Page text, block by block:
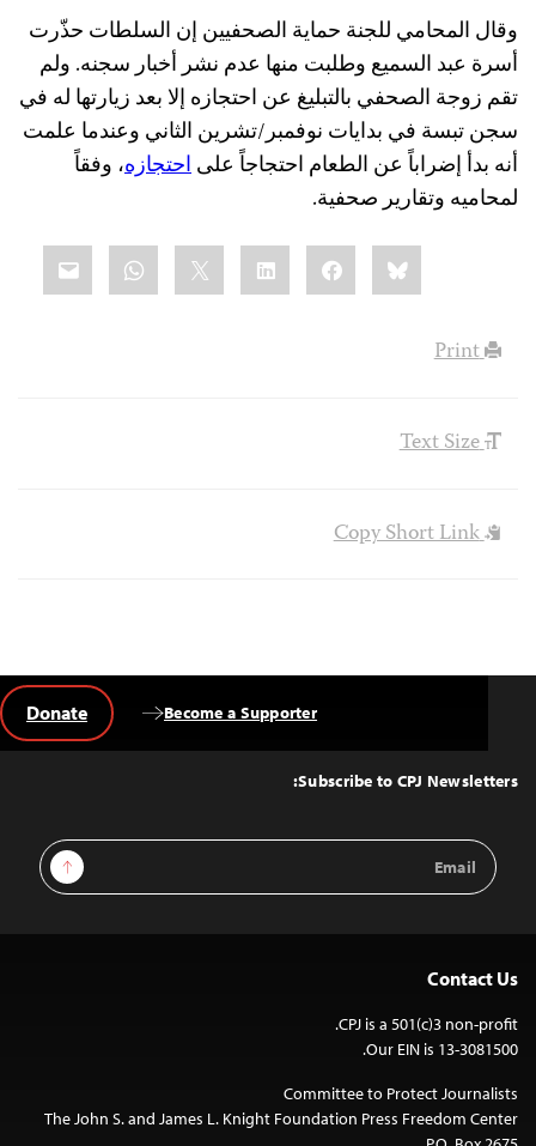
وقال المحامي للجنة حماية الصحفيين إن السلطات حذّرت
أسرة عبد السميع وطلبت منها عدم نشر أخبار سجنه. ولم
تقم زوجة الصحفي بالتبليغ عن احتجازه إلا بعد زيارتها له في
سجن تبسة في بدايات نوفمبر/تشرين الثاني وعندما علمت
أنه بدأ إضراباً عن الطعام احتجاجاً علىاحتجازه، وفقاً
لمحاميه وتقارير صحفية.
Bluesky
Facebook
LinkedIn
Print
Text Size
Copy Short Link
Top
Subscribe to CPJ Newsletters:
Email
Address
Sign Up
Become a Supporter
Donate
Contact Us
CPJ is a 501(c)3 non-profit.
Our EIN is 13-3081500.
Committee to Protect Journalists
The John S. and James L. Knight Foundation Press Freedom Center